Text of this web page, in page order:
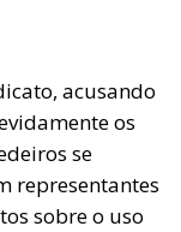
acusando
os
se
representantes
sobre o uso